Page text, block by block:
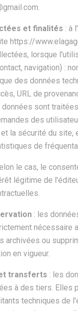
et finalités : à
https://
lorsque
navigation) :
des données
URL de
données sont
des
la sécurité du site,
de
le cas, le
légitime de
: les
nécessaire
archivées ou
en vigueur.
transferts : les
à des tiers. Elles
techniques de